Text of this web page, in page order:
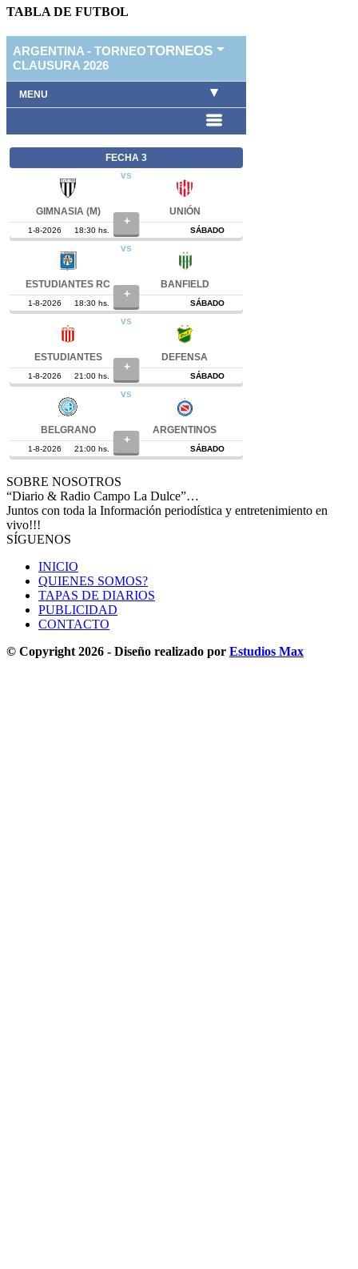
TABLA DE FUTBOL
SOBRE NOSOTROS
“Diario & Radio Campo La Dulce”…
Juntos con toda la Información periodística y entretenimiento en
vivo!!!
SÍGUENOS
INICIO
QUIENES SOMOS?
TAPAS DE DIARIOS
PUBLICIDAD
CONTACTO
© Copyright 2026 - Diseño realizado por Estudios Max